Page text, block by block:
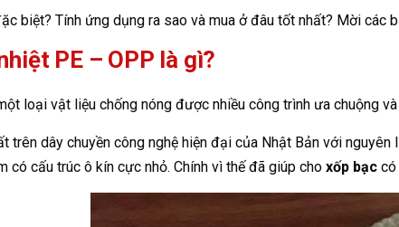
biệt? Tính ứng dụng ra sao và mua ở đâu tốt nhất? Mời các
PE – OPP là gì?
loại vật liệu chống nóng được nhiều công trình ưa chuộng
trên dây chuyền công nghệ hiện đại của Nhật Bản với
có cấu trúc ô kín cực nhỏ. Chính vì thế đã giúp cho xốp bạc có